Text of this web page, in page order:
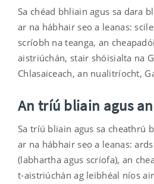
Sa chéad bhliain agus sa dara
ar na hábhair seo a leanas:
scríobh na teanga, an
aistriúchán, stair shóisialta na
Chlasaiceach, an nualitríocht,
An tríú bliain agus
Sa tríú bliain agus sa cheathrú
ar na hábhair seo a leanas:
(labhartha agus scríofa), an
t-aistriúchán ag leibhéal níos